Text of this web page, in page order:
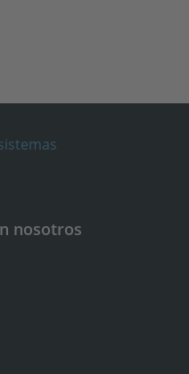
nosotros